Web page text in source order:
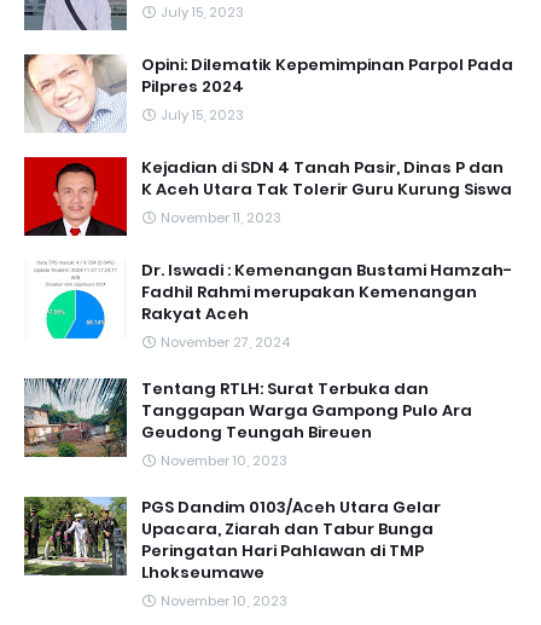
July 15, 2023
Opini: Dilematik Kepemimpinan Parpol Pada
Pilpres 2024
July 15, 2023
Kejadian di SDN 4 Tanah Pasir, Dinas P dan
K Aceh Utara Tak Tolerir Guru Kurung Siswa
November 11, 2023
Dr. Iswadi : Kemenangan Bustami Hamzah-
Fadhil Rahmi merupakan Kemenangan
Rakyat Aceh
November 27, 2024
Tentang RTLH: Surat Terbuka dan
Tanggapan Warga Gampong Pulo Ara
Geudong Teungah Bireuen
November 10, 2023
PGS Dandim 0103/Aceh Utara Gelar
Upacara, Ziarah dan Tabur Bunga
Peringatan Hari Pahlawan di TMP
Lhokseumawe
November 10, 2023